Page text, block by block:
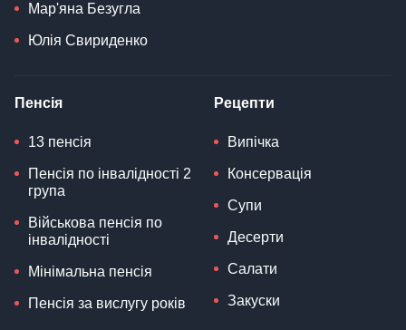
Мар'яна Безугла
Юлія Свириденко
Пенсія
13 пенсія
Пенсія по інвалідності 2
група
Військова пенсія по
інвалідності
Мінімальна пенсія
Пенсія за вислугу років
Рецепти
Випічка
Консервація
Супи
Десерти
Салати
Закуски